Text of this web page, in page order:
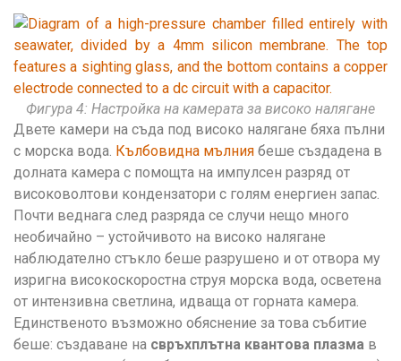
Фигура 4: Настройка на камерата за високо налягане
Двете камери на съда под високо налягане бяха пълни
с морска вода. Кълбовидна мълния беше създадена в
долната камера с помощта на импулсен разряд от
високоволтови кондензатори с голям енергиен запас.
Почти веднага след разряда се случи нещо много
необичайно – устойчивото на високо налягане
наблюдателно стъкло беше разрушено и от отвора му
изригна високоскоростна струя морска вода, осветена
от интензивна светлина, идваща от горната камера.
Единственото възможно обяснение за това събитие
беше: създаване на свръхплътна квантова плазма в